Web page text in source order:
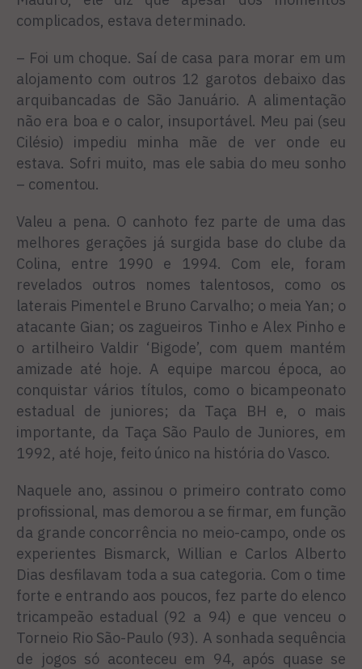
complicados, estava determinado.
– Foi um choque. Saí de casa para morar em um
alojamento com outros 12 garotos debaixo das
arquibancadas de São Januário. A alimentação
não era boa e o calor, insuportável. Meu pai (seu
Cilésio) impediu minha mãe de ver onde eu
estava. Sofri muito, mas ele sabia do meu sonho
– comentou.
Valeu a pena. O canhoto fez parte de uma das
melhores gerações já surgida base do clube da
Colina, entre 1990 e 1994. Com ele, foram
revelados outros nomes talentosos, como os
laterais Pimentel e Bruno Carvalho; o meia Yan; o
atacante Gian; os zagueiros Tinho e Alex Pinho e
o artilheiro Valdir ‘Bigode’, com quem mantém
amizade até hoje. A equipe marcou época, ao
conquistar vários títulos, como o bicampeonato
estadual de juniores; da Taça BH e, o mais
importante, da Taça São Paulo de Juniores, em
1992, até hoje, feito único na história do Vasco.
Naquele ano, assinou o primeiro contrato como
profissional, mas demorou a se firmar, em função
da grande concorrência no meio-campo, onde os
experientes Bismarck, Willian e Carlos Alberto
Dias desfilavam toda a sua categoria. Com o time
forte e entrando aos poucos, fez parte do elenco
tricampeão estadual (92 a 94) e que venceu o
Torneio Rio São-Paulo (93). A sonhada sequência
de jogos só aconteceu em 94, após quase se